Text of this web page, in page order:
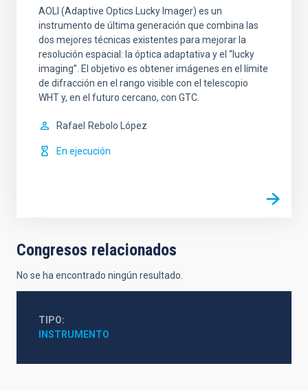
AOLI (Adaptive Optics Lucky Imager) es un
instrumento de última generación que combina las
dos mejores técnicas existentes para mejorar la
resolución espacial: la óptica adaptativa y el “lucky
imaging”. El objetivo es obtener imágenes en el límite
de difracción en el rango visible con el telescopio
WHT y, en el futuro cercano, con GTC.
Rafael Rebolo López
En ejecución
Congresos relacionados
No se ha encontrado ningún resultado.
TIPO
INSTRUMENTO